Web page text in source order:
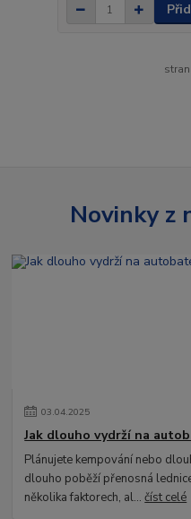
Novinky z
03.04.2025
Jak dlouho vydrží na
Plánujete kempování nebo
dlouho poběží přenosná
několika faktorech, al...číst celé